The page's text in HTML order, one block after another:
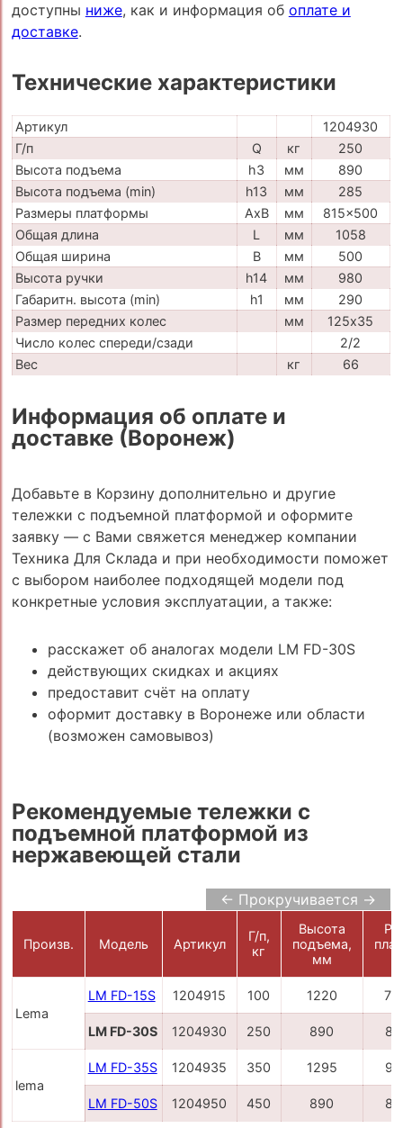
доступны ниже, как и информация об оплате и
доставке.
Технические характеристики
Артикул
1204930
Г/п
Q кг
250
Высота подъема
h3 мм
890
Высота подъема (min)
h13 мм
285
Размеры платформы
AxB мм
815x500
Общая длина
L мм
1058
Общая ширина
B мм
500
Высота ручки
h14 мм
980
Габаритн. высота (min)
h1 мм
290
Размер передних колес
мм
125х35
Число колес спереди/сзади
2/2
Вес
кг 66
Информация об оплате и
доставке (Воронеж)
Добавьте в Корзину дополнительно и другие
тележки с подъемной платформой и оформите
заявку — с Вами свяжется менеджер компании
Техника Для Склада и при необходимости поможет
с выбором наиболее подходящей модели под
конкретные условия эксплуатации, а также:
расскажет об аналогах модели LM FD-30S
действующих скидках и акциях
предоставит счёт на оплату
оформит доставку в Воронеже или области
(возможен самовывоз)
Рекомендуемые тележки с
подъемной платформой из
нержавеющей стали
← Прокручивается →
Произв. Модель Артикул
Г/п,
кг
Высота
подъема,
мм
Lema
LM FD-15S 1204915 100 1220
LM FD-30S 1204930 250 890
lema
LM FD-35S 1204935 350 1295
LM FD-50S 1204950 450 890